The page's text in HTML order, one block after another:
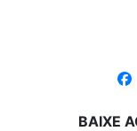
BAIXE